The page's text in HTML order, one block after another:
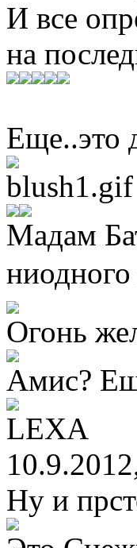
И все
на
Еще..это
Мадам
Огонь
Амис?
LEXA
Ну и